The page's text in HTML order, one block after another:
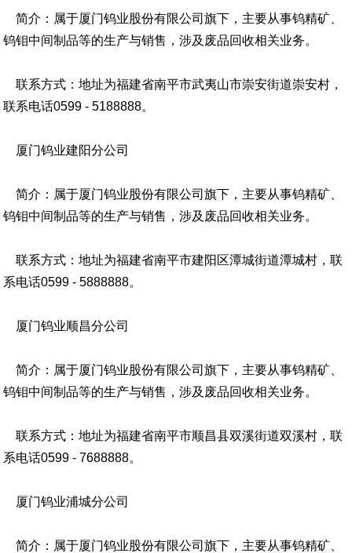
简介：属于厦门钨业股份有限公司旗下，主要从事钨精矿、
钨钼中间制品等的生产与销售，涉及废品回收相关业务。
联系方式：地址为福建省南平市武夷山市崇安街道崇安村，
联系电话0599 - 5188888。
厦门钨业建阳分公司
简介：属于厦门钨业股份有限公司旗下，主要从事钨精矿、
钨钼中间制品等的生产与销售，涉及废品回收相关业务。
联系方式：地址为福建省南平市建阳区潭城街道潭城村，联
系电话0599 - 5888888。
厦门钨业顺昌分公司
简介：属于厦门钨业股份有限公司旗下，主要从事钨精矿、
钨钼中间制品等的生产与销售，涉及废品回收相关业务。
联系方式：地址为福建省南平市顺昌县双溪街道双溪村，联
系电话0599 - 7688888。
厦门钨业浦城分公司
简介：属于厦门钨业股份有限公司旗下，主要从事钨精矿、